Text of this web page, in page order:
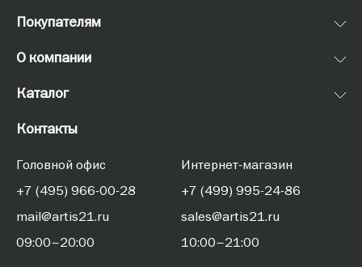
Покупателям
О компании
Каталог
Контакты
Головной офис
+7 (495) 966-00-28
mail@artis21.ru
09:00–20:00
Интернет-магазин
+7 (499) 995-24-86
sales@artis21.ru
10:00–21:00